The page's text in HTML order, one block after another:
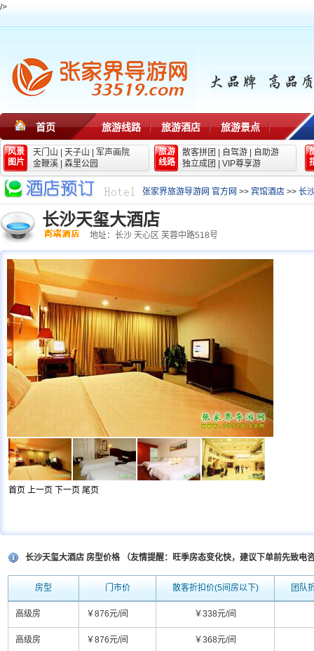
/>
首页 旅游线路 旅游酒店 旅游景点
风景
图片
天门山 天子山
军声画院
金鞭溪
森里公园
旅游
线路
散客拼团 自驾游
自助游
独立成团
VIP尊享游
张家界旅游导游网 官方网 >> 宾馆酒店 >> 长
长沙天玺大酒店
地址：长沙 天心区 芙蓉中路518号
首页 上一页 下一页 尾页
长沙天玺大酒店 房型价格 （友情提醒：旺季房态变化快，建议下单前先致电
房型 门市价 散客折扣价(5间房以下) 团队
高级房 ￥876元/间 ￥338元/间
高级房 ￥876元/间 ￥368元/间